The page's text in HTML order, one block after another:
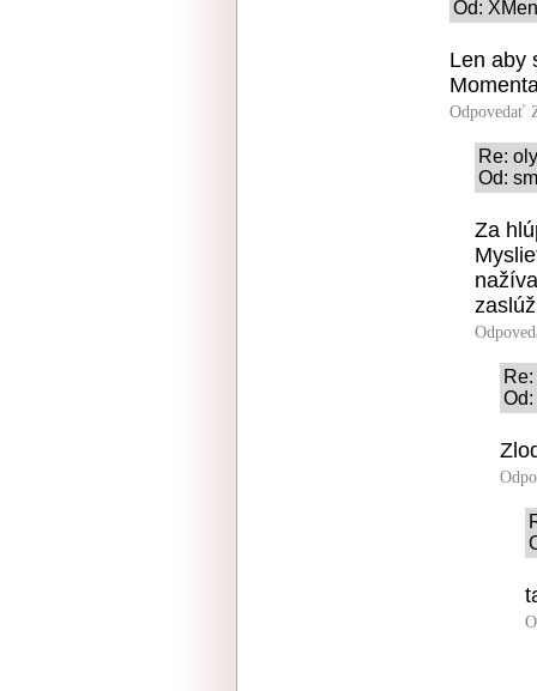
Od:
Len aby
Odpovedať
Re:
Od:
Za